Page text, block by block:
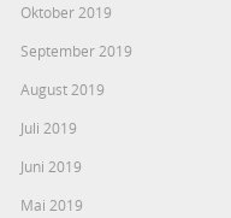
Oktober 2019
September 2019
August 2019
Juli 2019
Juni 2019
Mai 2019